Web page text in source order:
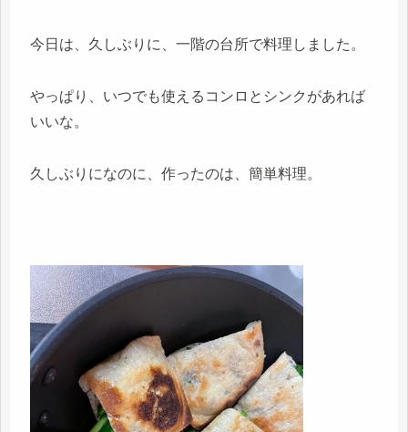
今日は、久しぶりに、一階の台所で料理しました。
やっぱり、いつでも使えるコンロとシンクがあれば
いいな。
久しぶりになのに、作ったのは、簡単料理。